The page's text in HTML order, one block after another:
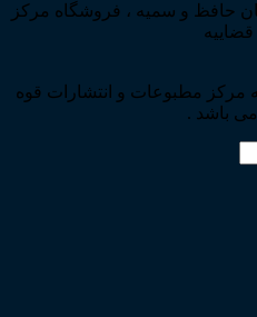
حافظ و سمیه ، فروشگاه مرکز
مرکز مطبوعات و انتشارات قوه
باشد .